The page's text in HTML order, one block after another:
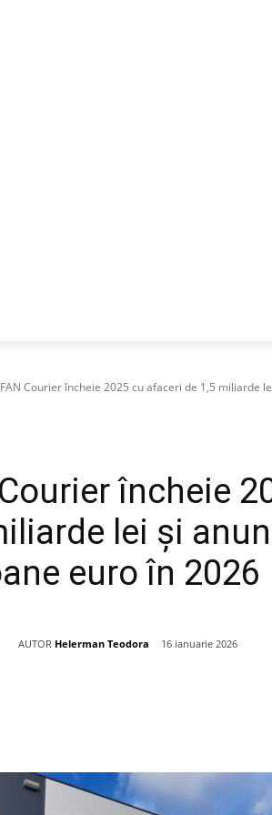
FAN Courier încheie 2025 cu afaceri de 1,5 miliarde
încheie
lei și
euro în 2026
AUTOR Helerman Teodora 16 ianuarie 2026